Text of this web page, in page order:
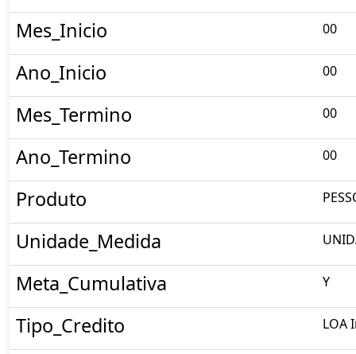
Mes_Inicio 00
Ano_Inicio 00
Mes_Termino 00
Ano_Termino 00
Produto
Unidade_Medida
Meta_Cumulativa Y
Tipo_Credito LOA